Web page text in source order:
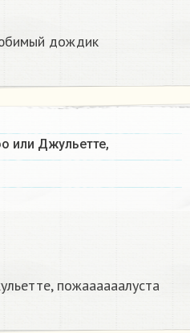
дождик
или Джульетте,
пожаааааалуста